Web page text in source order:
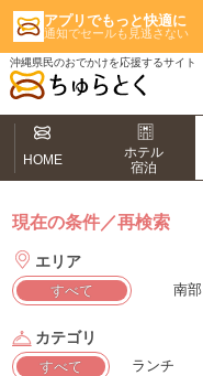
アプリでもっと快適に
通知でセールも見逃さない
沖縄県民のおでかけを応援するサイト
HOME
ホテル
宿泊
現在の条件／再検索
エリア
すべて 南部
カテゴリ
すべて ランチ